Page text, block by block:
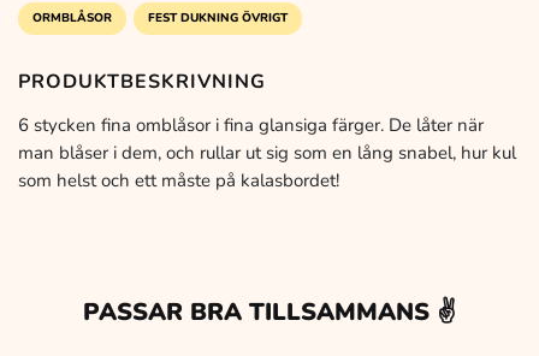
ORMBLÅSOR FEST DUKNING ÖVRIGT
PRODUKTBESKRIVNING
6 stycken fina omblåsor i fina glansiga färger. De låter när
man blåser i dem, och rullar ut sig som en lång snabel, hur kul
som helst och ett måste på kalasbordet!
PASSAR BRA TILLSAMMANS ✌️